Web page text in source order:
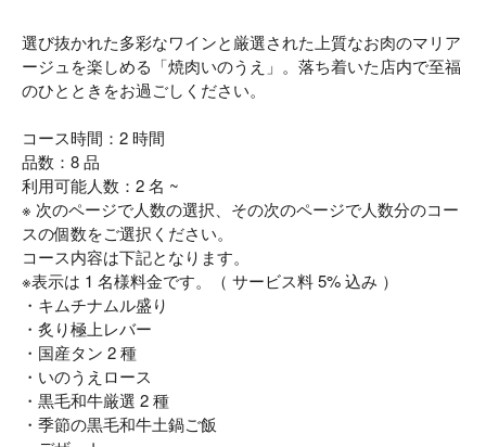
選び抜かれた多彩なワインと厳選された上質なお肉のマリア
ージュを楽しめる「焼肉いのうえ」。落ち着いた店内で至福
のひとときをお過ごしください。
コース時間：2 時間
品数：8 品
利用可能人数：2 名 ~
※ 次のページで人数の選択、その次のページで人数分のコー
スの個数をご選択ください。
コース内容は下記となります。
※表示は 1 名様料金です。（ サービス料 5% 込み ）
・キムチナムル盛り
・炙り極上レバー
・国産タン 2 種
・いのうえロース
・黒毛和牛厳選 2 種
・季節の黒毛和牛土鍋ご飯